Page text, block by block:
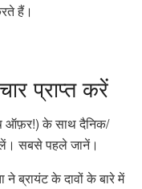
हैं।
प्राप्त करें
ऑफ़र!) के साथ दैनिक/
लें। सबसे पहले जानें।
ब्रायंट के दावों के बारे में